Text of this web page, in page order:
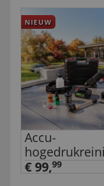
NIEUW
Accu-
€ 99,99